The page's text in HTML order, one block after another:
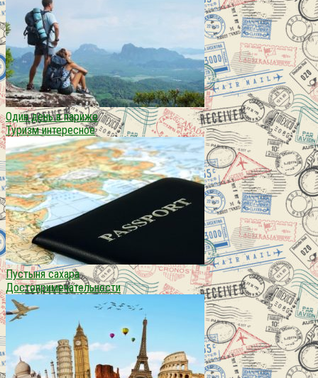
Один день в париже
Туризм интересное
Пустыня сахара
Достопримечательности